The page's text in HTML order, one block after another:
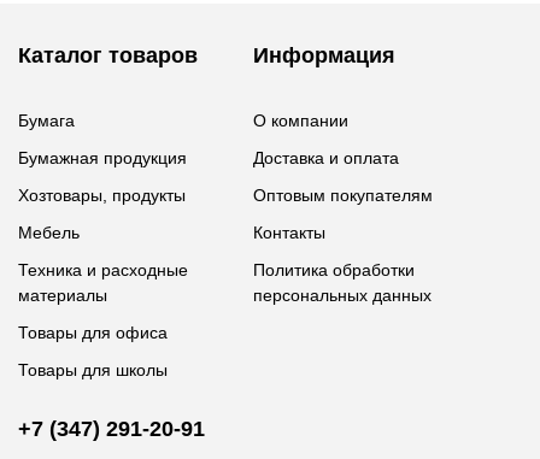
Каталог товаров
Бумага
Бумажная продукция
Хозтовары, продукты
Мебель
Техника и расходные
материалы
Товары для офиса
Товары для школы
Информация
О компании
Доставка и оплата
Оптовым покупателям
Контакты
Политика обработки
персональных данных
+7 (347) 291-20-91